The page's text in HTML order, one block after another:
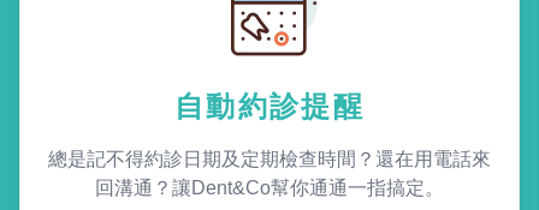
自動約診提醒
總是記不得約診日期及定期檢查時間？還在用電話來
回溝通？讓Dent&Co幫你通通一指搞定。